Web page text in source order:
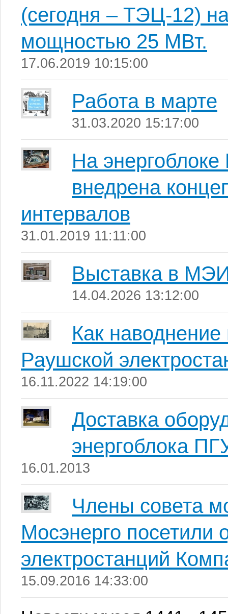
(сегодня – ТЭЦ-12)
мощностью 25 МВт.
17.06.2019 10:15:00
Работа в марте
31.03.2020 15:17:00
На
внедрена
интервалов
31.01.2019 11:11:00
Выставка в
14.04.2026 13:12:00
Как
Раушской
16.11.2022 14:19:00
Доставка
энергоблока
16.01.2013
Члены совета
Мосэнерго посетили
электростанций
15.09.2016 14:33:00